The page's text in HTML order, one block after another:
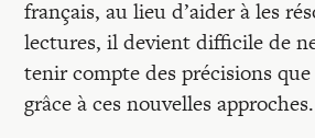
français, au lieu d’aider à les
lectures, il devient difficile de
tenir compte des précisions
grâce à ces nouvelles approches.